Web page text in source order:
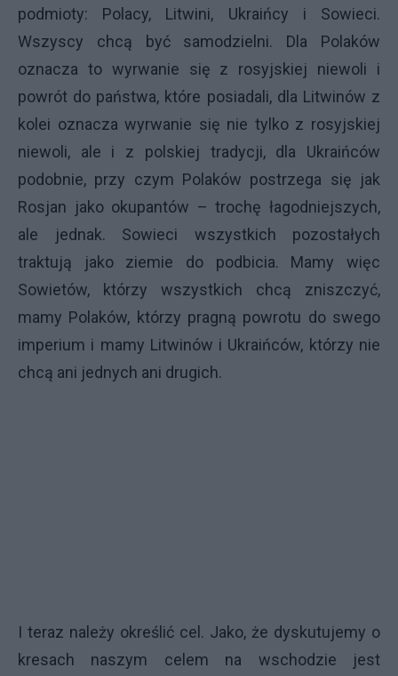
podmioty: Polacy, Litwini, Ukraińcy i Sowieci.
Wszyscy chcą być samodzielni. Dla Polaków
oznacza to wyrwanie się z rosyjskiej niewoli i
powrót do państwa, które posiadali, dla Litwinów z
kolei oznacza wyrwanie się nie tylko z rosyjskiej
niewoli, ale i z polskiej tradycji, dla Ukraińców
podobnie, przy czym Polaków postrzega się jak
Rosjan jako okupantów – trochę łagodniejszych,
ale jednak. Sowieci wszystkich pozostałych
traktują jako ziemie do podbicia. Mamy więc
Sowietów, którzy wszystkich chcą zniszczyć,
mamy Polaków, którzy pragną powrotu do swego
imperium i mamy Litwinów i Ukraińców, którzy nie
chcą ani jednych ani drugich.
I teraz należy określić cel. Jako, że dyskutujemy o
kresach naszym celem na wschodzie jest